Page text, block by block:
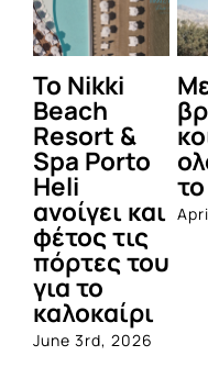
To Nikki
Beach
Resort &
Spa Porto
Heli
ανοίγει και
φέτος τις
πόρτες του
για το
καλοκαίρι
June 3rd, 2026